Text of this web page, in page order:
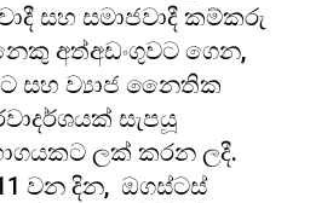
සහ සමාජවාදී කම්කරු
අත්අඩංගුවට ගෙන,
සහ ව්‍යාජ නෛතික
සැපයූ
ලක් කරන ලදී.
වන දින, ඔගස්ටස්